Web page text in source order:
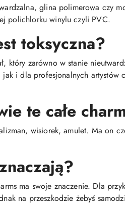
glina polimerowa czy
polichlorku winylu czyli PVC.
toksyczna?
który zarówno w stanie
i dla profesjonalnych artystów
te całe
wisiorek, amulet. Ma on
ma swoje znaczenie. Dla
na przeszkodzie żebyś